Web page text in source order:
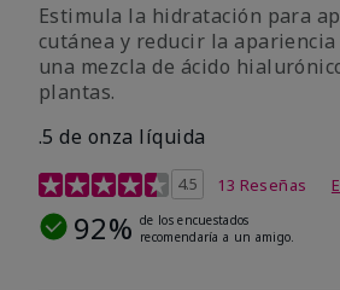
Estimula la hidratación para
cutánea y reducir la
una mezcla de ácido
plantas.
.5 de onza líquida
Calificación de clientes de 3,2 de
4.5 13 Reseñas
92% de los encuestados
recomendaría a un amigo.